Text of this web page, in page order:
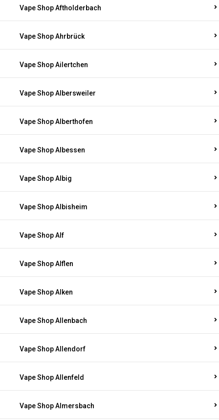
Vape Shop Aftholderbach
Vape Shop Ahrbrück
Vape Shop Ailertchen
Vape Shop Albersweiler
Vape Shop Alberthofen
Vape Shop Albessen
Vape Shop Albig
Vape Shop Albisheim
Vape Shop Alf
Vape Shop Alflen
Vape Shop Alken
Vape Shop Allenbach
Vape Shop Allendorf
Vape Shop Allenfeld
Vape Shop Almersbach